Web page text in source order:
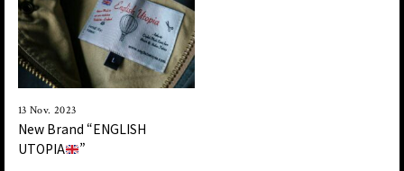
13 Nov. 2023
New Brand “ENGLISH
UTOPIA
”